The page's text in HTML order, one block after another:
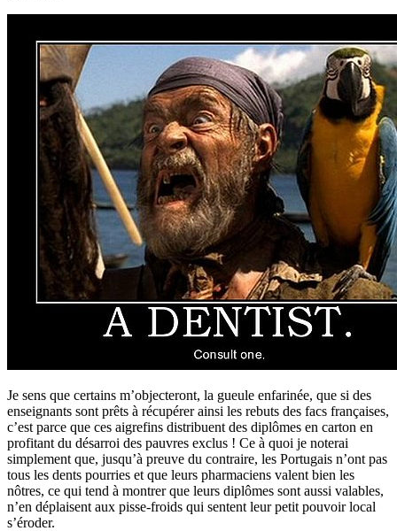
Je sens que certains m’objecteront, la gueule enfarinée, que si des
enseignants sont prêts à récupérer ainsi les rebuts des facs françaises,
c’est parce que ces aigrefins distribuent des diplômes en carton en
profitant du désarroi des pauvres exclus ! Ce à quoi je noterai
simplement que, jusqu’à preuve du contraire, les Portugais n’ont pas
tous les dents pourries et que leurs pharmaciens valent bien les
nôtres, ce qui tend à montrer que leurs diplômes sont aussi valables,
n’en déplaisent aux pisse-froids qui sentent leur petit pouvoir local
s’éroder.